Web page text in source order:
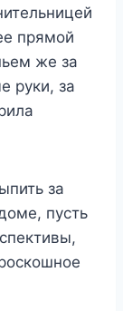
прямой
же за
руки, за
за
, пусть